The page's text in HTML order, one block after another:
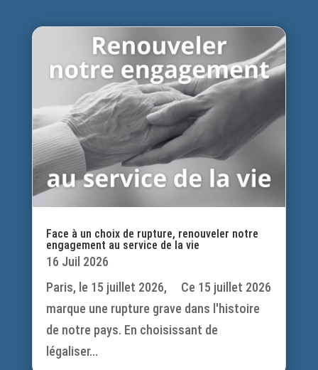
Face à un choix de rupture, renouveler notre
engagement au service de la vie
16 Juil 2026
Paris, le 15 juillet 2026, Ce 15 juillet 2026
marque une rupture grave dans l'histoire
de notre pays. En choisissant de
légaliser...